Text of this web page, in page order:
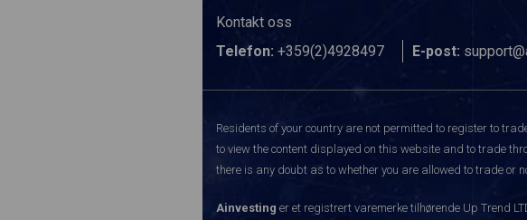
Kontakt oss
Telefon: +359(2)4928497 E-post:
Residents of your country are not permitted to register to
to view the content displayed on this website and to trade
there is any doubt as to whether you are allowed to trade or
Ainvesting er et registrert varemerke tilhørende Up Trend